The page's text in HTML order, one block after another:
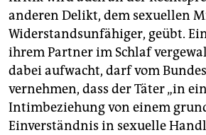
anderen Delikt, dem sexuellen
Widerstandsunfähiger, geübt.
ihrem Partner im Schlaf
dabei aufwacht, darf vom
vernehmen, dass der Täter „in
Intimbeziehung von einem
Einverständnis in sexuelle